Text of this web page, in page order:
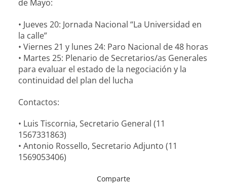
de Mayo:
• Jueves 20: Jornada Nacional “La Universidad en
la calle”
• Viernes 21 y lunes 24: Paro Nacional de 48 horas
• Martes 25: Plenario de Secretarios/as Generales
para evaluar el estado de la negociación y la
continuidad del plan del lucha
Contactos:
• Luis Tiscornia, Secretario General (11
1567331863)
• Antonio Rossello, Secretario Adjunto (11
1569053406)
Comparte